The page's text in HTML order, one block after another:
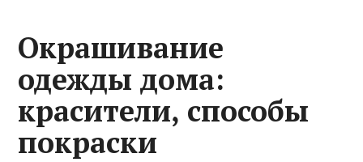
Окрашивание
одежды дома:
красители, способы
покраски